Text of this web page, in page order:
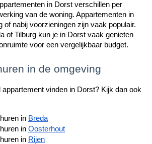
in Dorst verschillen per
van de woning. Appartementen in
of nabij voorzieningen zijn vaak populair.
of Tilburg kun je in Dorst vaak genieten
voor een vergelijkbaar budget.
in de omgeving
appartement vinden in Dorst? Kijk dan ook
in Breda
in Oosterhout
in Rijen